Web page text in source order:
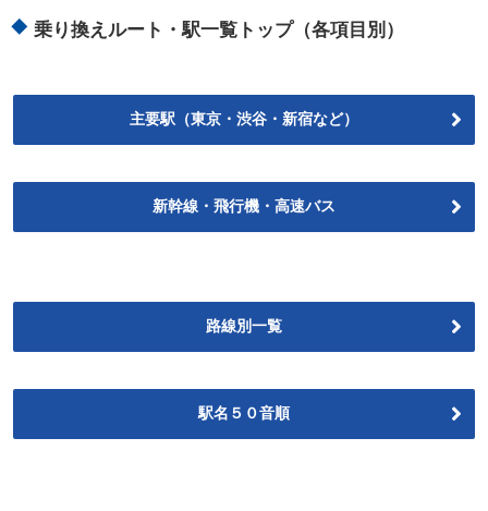
乗り換えルート・駅一覧トップ（各項目別）
主要駅（東京・渋谷・新宿など）
新幹線・飛行機・高速バス
路線別一覧
駅名５０音順